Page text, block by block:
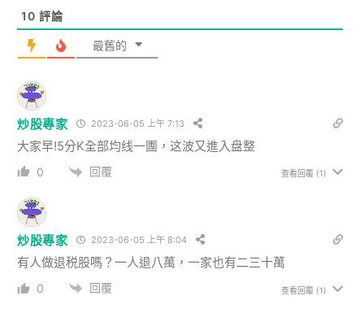
10 評論
最舊的
炒股專家 2023-06-05 上午 7:13
大家早!5分K全部均线一團，这波又進入盘整
0 回覆 查看回覆 (1)
炒股專家 2023-06-05 上午 8:04
有人做退税股嗎？一人退八萬，一家也有二三十萬
0 回覆 查看回覆 (1)